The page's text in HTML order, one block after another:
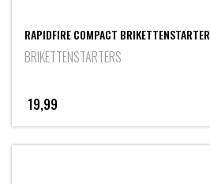
RAPIDFIRE COMPACT BRIKETTENSTARTER
BRIKETTENSTARTERS
19,99